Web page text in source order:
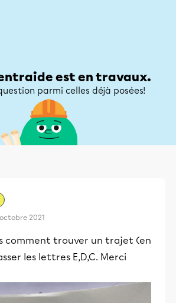
est en travaux.
parmi celles déjà posées!
octobre 2021
comment trouver un trajet (en
les lettres E,D,C. Merci